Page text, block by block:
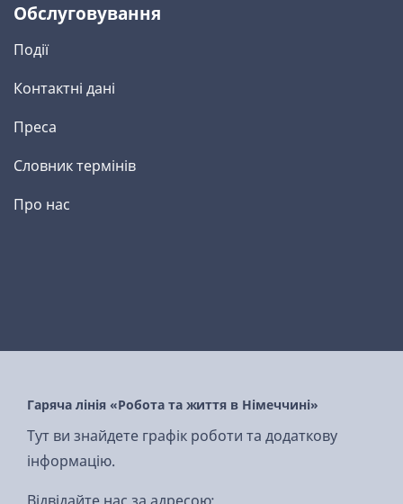
Обслуговування
Події
Контактні дані
Преса
Словник термінів
Про нас
Гаряча лінія «Робота та життя в Німеччині»
Тут ви знайдете графік роботи та додаткову
інформацію.